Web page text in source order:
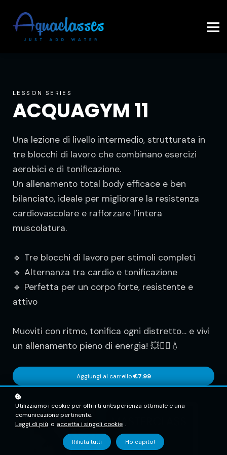
Accedi
LESSON SERIES
ACQUAGYM 11
Una lezione di livello intermedio, strutturata in
tre blocchi di lavoro che combinano esercizi
aerobici e di tonificazione.
Un allenamento total body efficace e ben
bilanciato, ideale per migliorare la resistenza
cardiovascolare e rafforzare l’intera
muscolatura.
🔹 Tre blocchi di lavoro per stimoli completi
🔹 Alternanza tra cardio e tonificazione
🔹 Perfetta per un corpo forte, resistente e
attivo
Muoviti con ritmo, tonifica ogni distretto… e vivi
un allenamento pieno di energia! 💥🏋️‍♀️💧
Aggiungi al carrello €7.99
Utilizziamo i cookie per offrirti un'esperienza ottimale e una
comunicazione pertinente.
Leggi di più o accetta i singoli cookie .
Rifiuta tutti Ho capito!